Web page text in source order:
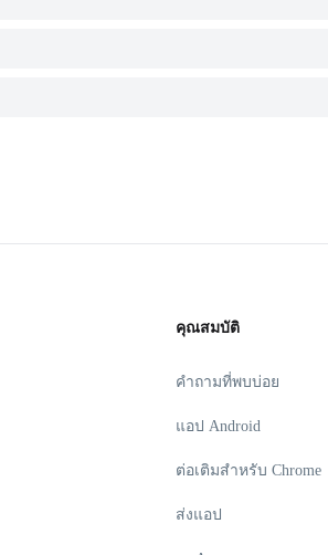
คุณสมบัติ
คำถามที่พบบ่อย
แอป Android
ต่อเติมสำหรับ Chrome
ส่งแอป